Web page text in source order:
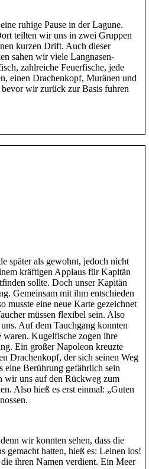
ruhige Pause in der Lagune.
teilten wir uns in zwei Gruppen
kurzen Drift. Auch dieser
sahen wir viele Langnasen-
zahlreiche Feuerfische, jede
einen Drachenkopf, Muränen und
wir zurück zur Basis fuhren
später als gewohnt, jedoch nicht
kräftigen Applaus für Kapitän
sollte. Doch unser Kapitän
Gemeinsam mit ihm entschieden
musste eine neue Karte gezeichnet
müssen flexibel sein. Also
Auf dem Tauchgang konnten
Kugelfische zogen ihre
Ein großer Napoleon kreuzte
Drachenkopf, der sich seinen Weg
eine Berührung gefährlich sein
wir uns auf den Rückweg zum
Also hieß es erst einmal: „Guten
wir konnten sehen, dass die
gemacht hatten, hieß es: Leinen los!
ihren Namen verdient. Ein Meer